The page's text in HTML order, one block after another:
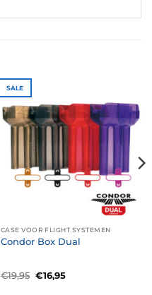
SALE
CASE VOOR FLIGHT SYSTEMEN
Condor Box Dual
€19,95 Oorspronkelijke
prijs
€16,95Huidige